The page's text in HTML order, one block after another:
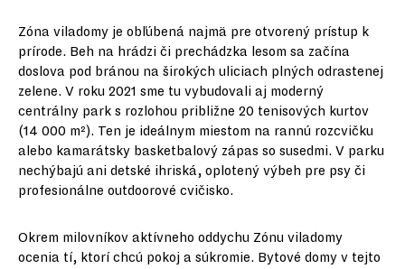
Zóna viladomy je obľúbená najmä pre otvorený prístup k
prírode. Beh na hrádzi či prechádzka lesom sa začína
doslova pod bránou na širokých uliciach plných odrastenej
zelene. V roku 2021 sme tu vybudovali aj moderný
centrálny park s rozlohou približne 20 tenisových kurtov
(14 000 m²). Ten je ideálnym miestom na rannú rozcvičku
alebo kamarátsky basketbalový zápas so susedmi. V parku
nechýbajú ani detské ihriská, oplotený výbeh pre psy či
profesionálne outdoorové cvičisko.
Okrem milovníkov aktívneho oddychu Zónu viladomy
ocenia tí, ktorí chcú pokoj a súkromie. Bytové domy v tejto